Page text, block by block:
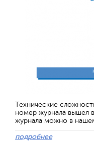
Технические
номер журнала вышел
журнала можно в
подробнее